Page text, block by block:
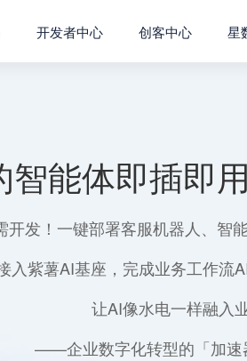
开发者中心 创客中心 星
智能体即插即
开发！一键部署客服机器人、智
入紫薯AI基座，完成业务工作流
让AI像水电一样融入
——企业数字化转型的「加速